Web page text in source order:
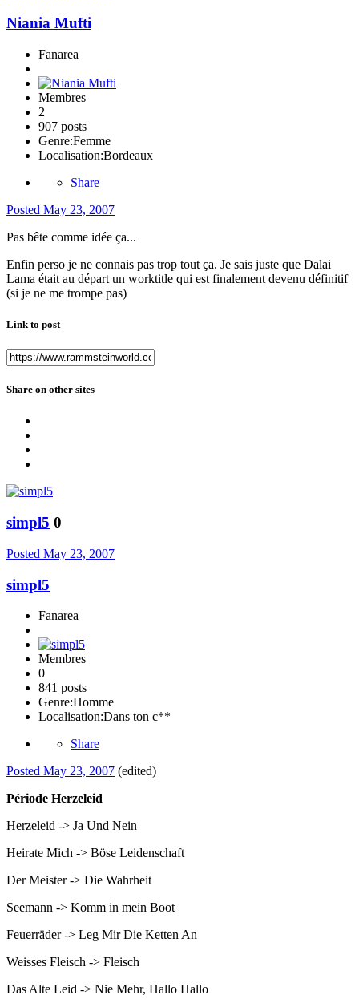
Niania Mufti
Fanarea
Membres
2
907 posts
Genre:Femme
Localisation:Bordeaux
Share
Posted May 23, 2007
Pas bête comme idée ça...
Enfin perso je ne connais pas trop tout ça. Je sais juste que Dalai
Lama était au départ un worktitle qui est finalement devenu définitif
(si je ne me trompe pas)
Link to post
Share on other sites
simpl5 0
Posted May 23, 2007
simpl5
Fanarea
Membres
0
841 posts
Genre:Homme
Localisation:Dans ton c**
Share
Posted May 23, 2007 (edited)
Période Herzeleid
Herzeleid -> Ja Und Nein
Heirate Mich -> Böse Leidenschaft
Der Meister -> Die Wahrheit
Seemann -> Komm in mein Boot
Feuerräder -> Leg Mir Die Ketten An
Weisses Fleisch -> Fleisch
Das Alte Leid -> Nie Mehr, Hallo Hallo